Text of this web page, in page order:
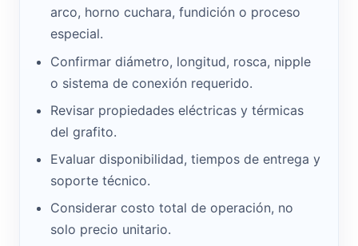
arco, horno cuchara, fundición o proceso
especial.
Confirmar diámetro, longitud, rosca, nipple
o sistema de conexión requerido.
Revisar propiedades eléctricas y térmicas
del grafito.
Evaluar disponibilidad, tiempos de entrega y
soporte técnico.
Considerar costo total de operación, no
solo precio unitario.